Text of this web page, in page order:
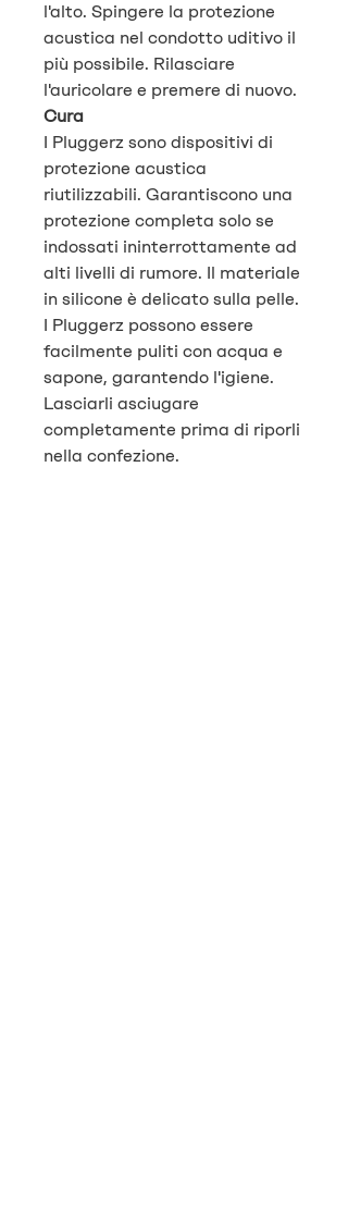
l'alto. Spingere la protezione
acustica nel condotto uditivo il
più possibile. Rilasciare
l'auricolare e premere di nuovo.
Cura
I Pluggerz sono dispositivi di
protezione acustica
riutilizzabili. Garantiscono una
protezione completa solo se
indossati ininterrottamente ad
alti livelli di rumore. Il materiale
in silicone è delicato sulla pelle.
I Pluggerz possono essere
facilmente puliti con acqua e
sapone, garantendo l'igiene.
Lasciarli asciugare
completamente prima di riporli
nella confezione.